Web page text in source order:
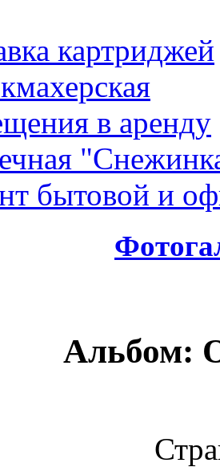
картриджей
в аренду
бытовой и
Альбом: